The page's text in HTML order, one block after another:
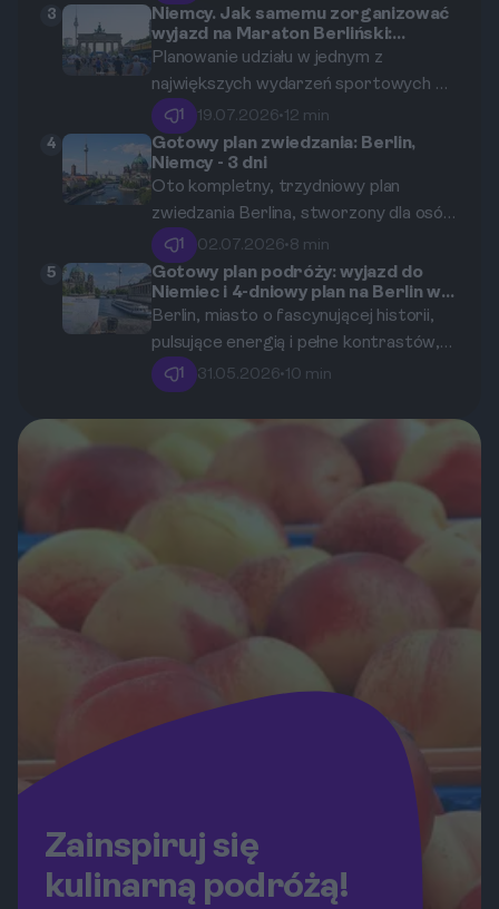
jego zakątki i zapewniają łatwy dostęp
do najważniejszych atrakcji. W tym
artykule przybliżymy, jak funkcjonuje
transport publiczny w stolicy Niemiec
oraz co warto wiedzieć o taryfach i
biletach.
3
Niemcy. Jak samemu zorganizować
wyjazd na Maraton Berliński:
pakiety startowe, noclegi i dojazd
Planowanie udziału w jednym z
największych wydarzeń sportowych w
Europie wymaga przemyślanej
strategii i odpowiedniego
przygotowania.
1 19.07.2026•12 min
4
Gotowy plan zwiedzania: Berlin,
Niemcy - 3 dni
Oto kompletny, trzydniowy plan
zwiedzania Berlina, stworzony dla osób,
które chcą zobaczyć jak najwięcej.
Przewodnik krok po kroku, od Bramy
Brandenburskiej po Wyspę Muzeów, z
praktycznymi wskazówkami
logistycznymi.
1 02.07.2026•8 min
5
Gotowy plan podróży: wyjazd do
Niemiec i 4-dniowy plan na Berlin w
Boże Ciało.
Berlin, miasto o fascynującej historii,
pulsujące energią i pełne kontrastów,
to idealny kierunek na długi weekend.
Ten gotowy, 4-dniowy plan podróży na
Boże Ciało 2026 pozwoli Ci odkryć
Przygotuj się na solidny zastrzyk
1 31.05.2026•10 min
Zainspiruj się
kulinarną podróżą!